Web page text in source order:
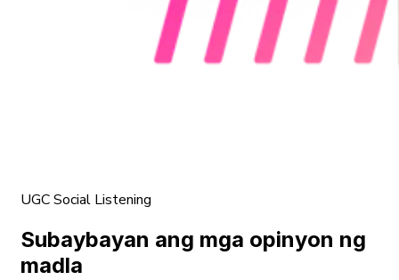
UGC Social Listening
Subaybayan ang mga opinyon ng
madla